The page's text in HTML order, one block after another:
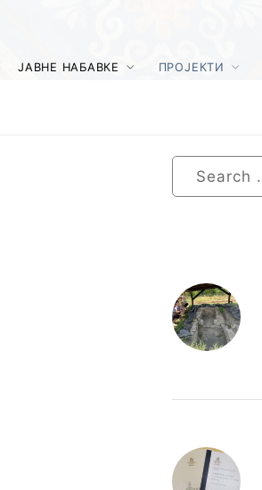
ЈАВНЕ НАБАВКЕ ПРОЈЕКТИ